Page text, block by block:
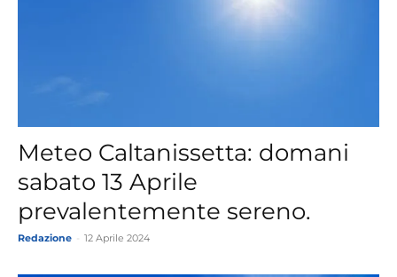
Meteo Caltanissetta: domani
sabato 13 Aprile
prevalentemente sereno.
Redazione 12 Aprile 2024